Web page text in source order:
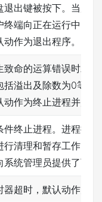
退出键被按下。当用
终端向正在运行中的
动作为退出程序。
致命的运算错误时发
括溢出及除数为0等所
动作为终止进程并产
件终止进程。进程接
行清理和暂存工作。
系统管理员提供了可
器超时，默认动作为